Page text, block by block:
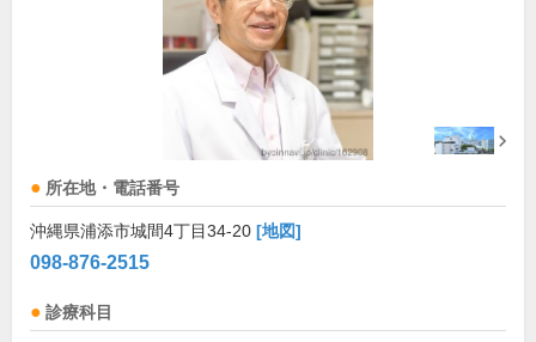
所在地・電話番号
沖縄県浦添市城間4丁目34-20 [地図]
098-876-2515
診療科目